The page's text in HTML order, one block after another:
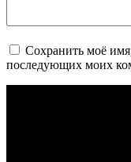
Сохранить моё
последующих моих